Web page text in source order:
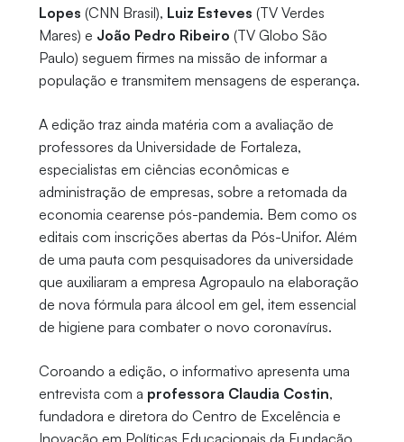
Lopes (CNN Brasil), Luiz Esteves (TV Verdes
Mares) e João Pedro Ribeiro (TV Globo São
Paulo) seguem firmes na missão de informar a
população e transmitem mensagens de esperança.
A edição traz ainda matéria com a avaliação de
professores da Universidade de Fortaleza,
especialistas em ciências econômicas e
administração de empresas, sobre a retomada da
economia cearense pós-pandemia. Bem como os
editais com inscrições abertas da Pós-Unifor. Além
de uma pauta com pesquisadores da universidade
que auxiliaram a empresa Agropaulo na elaboração
de nova fórmula para álcool em gel, item essencial
de higiene para combater o novo coronavírus.
Coroando a edição, o informativo apresenta uma
entrevista com a professora Claudia Costin,
fundadora e diretora do Centro de Excelência e
Inovação em Políticas Educacionais da Fundação